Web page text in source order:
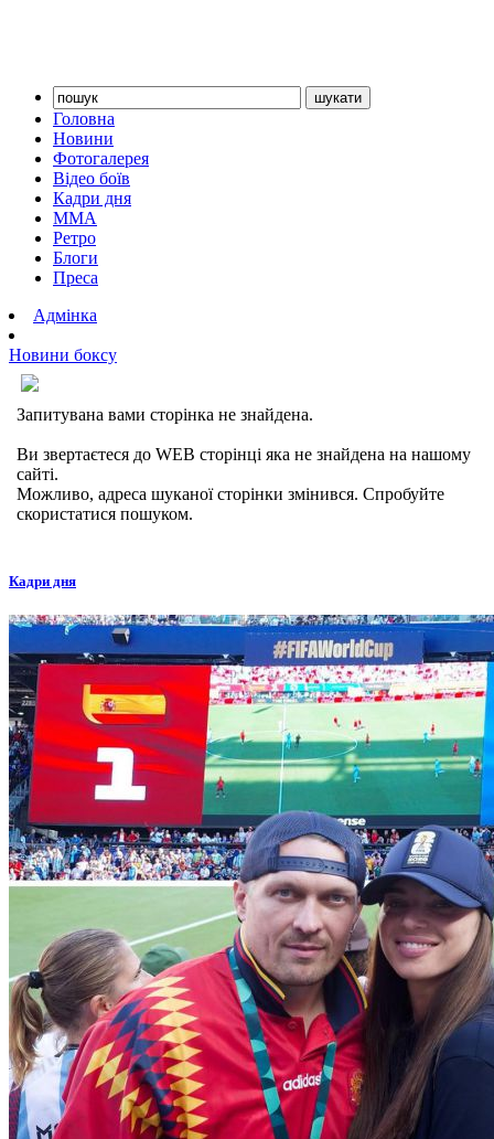
Головна
Новини
Фотогалерея
Відео боїв
Кадри дня
ММА
Ретро
Блоги
Преса
Адмінка
Новини боксу
Запитувана вами сторінка не знайдена.
Ви звертаєтеся до WEB сторінці яка не знайдена на нашому
сайті.
Можливо, адреса шуканої сторінки змінився. Спробуйте
скористатися пошуком.
Кадри дня